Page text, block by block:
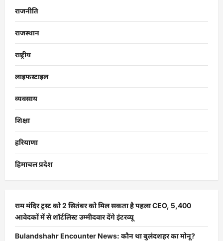
राजनीति
राजस्थान
राष्ट्रीय
लाइफस्टाइल
व्यवसाय
शिक्षा
हरियाणा
हिमाचल प्रदेश
राम मंदिर ट्रस्ट को 2 सितंबर को मिल सकता है पहला CEO, 5,400
आवेदकों में से शॉर्टलिस्ट उम्मीदवार देंगे इंटरव्यू
Bulandshahr Encounter News: कौन था बुलंदशहर का मोनू?